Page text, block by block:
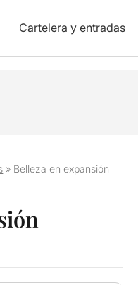
Cartelera y entradas
» Belleza en expansión